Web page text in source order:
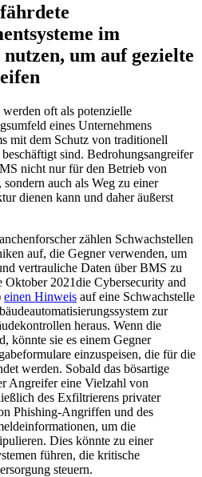
im
nutzen, um auf gezielte
werden oft als potenzielle
eines Unternehmens
mit dem Schutz von traditionell
sind. Bedrohungsangreifer
nicht nur für den Betrieb von
auch als Weg zu einer
dienen kann und daher äußerst
zählen Schwachstellen
auf, die Gegner verwenden, um
vertrauliche Daten über BMS zu
Oktober 2021die Cybersecurity and
einen Hinweis auf eine Schwachstelle
zur
heraus. Wenn die
könnte sie es einem Gegner
einzuspeisen, die für die
werden. Sobald das bösartige
Angreifer eine Vielzahl von
des Exfiltrierens privater
Phishing-Angriffen und des
um die
Dies könnte zu einer
führen, die kritische
steuern.